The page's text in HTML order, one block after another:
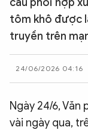
PHÁP LUẬT
CÔNG NGHỆ
tôm khô được
truyền trên
24/06/2026 04:16
Ngày 24/6, Văn
vài ngày qua,